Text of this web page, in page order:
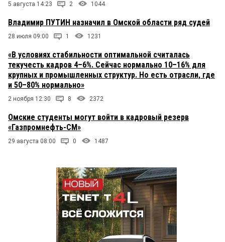
5 августа 14:23 2 1044
Владимир ПУТИН назначил в Омской области ряд судей
28 июля 09:00 1 1231
«В условиях стабильности оптимальной считалась
текучесть кадров 4–6%. Сейчас нормально 10–16% для
крупных и промышленных структур. Но есть отрасли, где
и 50–80% нормально»
2 ноября 12:30 8 2372
Омские студенты могут войти в кадровый резерв
«Газпромнефть-СМ»
29 августа 08:00 0 1487